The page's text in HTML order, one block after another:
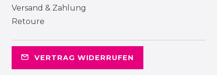
Versand & Zahlung
Retoure
VERTRAG WIDERRUFEN